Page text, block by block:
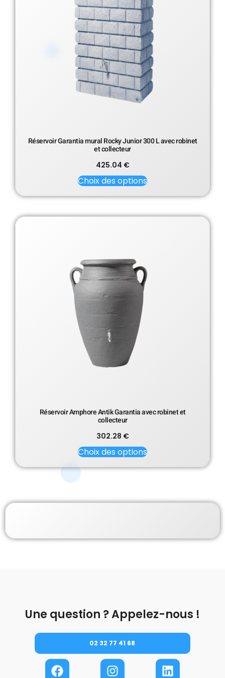
Réservoir Garantia mural Rocky Junior 300 L avec robinet
et collecteur
425.04 €
Choix des options
Réservoir Amphore Antik Garantia avec robinet et
collecteur
302.28 €
Choix des options
Une question ? Appelez-nous !
02 32 77 41 68